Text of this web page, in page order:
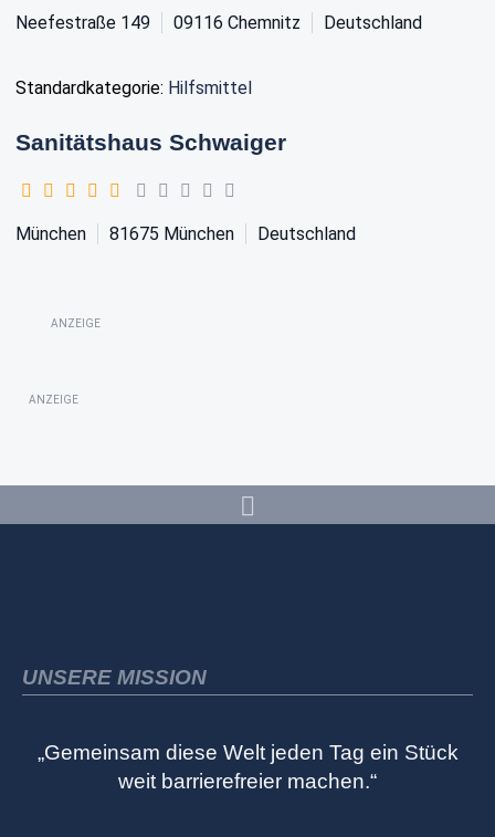
Neefestraße 149 09116 Chemnitz Deutschland
Standardkategorie: Hilfsmittel
Sanitätshaus Schwaiger
München 81675 München Deutschland
ANZEIGE
ANZEIGE
UNSERE MISSION
„Gemeinsam diese Welt jeden Tag ein Stück
weit barrierefreier machen.“